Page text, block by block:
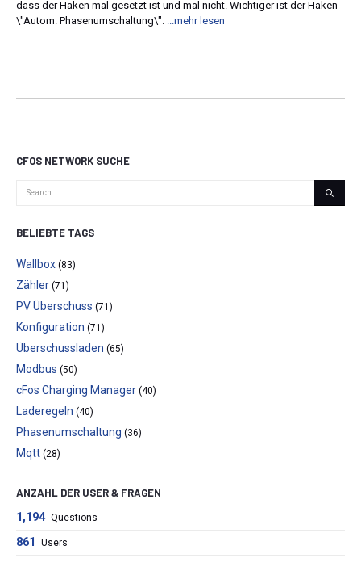
dass der Haken mal gesetzt ist und mal nicht. Wichtiger ist der Haken
\"Autom. Phasenumschaltung\".
...mehr lesen
CFOS NETWORK SUCHE
BELIEBTE TAGS
Wallbox (83)
Zähler (71)
PV Überschuss (71)
Konfiguration (71)
Überschussladen (65)
Modbus (50)
cFos Charging Manager (40)
Laderegeln (40)
Phasenumschaltung (36)
Mqtt (28)
ANZAHL DER USER & FRAGEN
1,194 Questions
861 Users